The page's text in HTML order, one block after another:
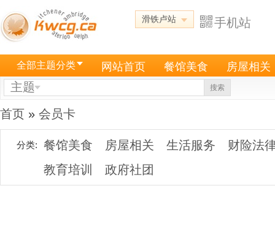
滑铁卢站 手机站
全部主题分类 网站首页 餐馆美食 房屋相关
主题 搜索
首页 » 会员卡
分类: 餐馆美食 房屋相关 生活服务
财险法
教育培训
政府社团